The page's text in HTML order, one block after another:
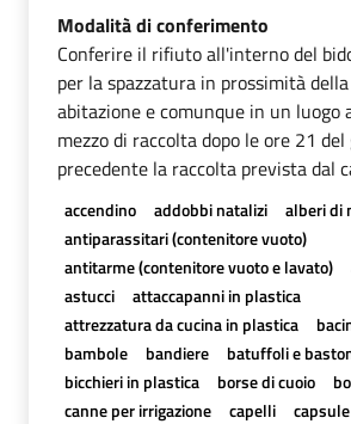
Modalità di conferimento
Conferire il rifiuto all'interno del
per la spazzatura in prossimità
abitazione e comunque in un luogo
mezzo di raccolta dopo le ore 21
precedente la raccolta prevista dal
accendino addobbi natalizi
alberi di
antiparassitari (contenitore vuoto)
antitarme (contenitore vuoto e lavato)
astucci
attaccapanni in plastica
attrezzatura da cucina in plastica
bambole
bandiere
batuffoli e
bicchieri in plastica
borse di cuoio
canne per irrigazione
capelli